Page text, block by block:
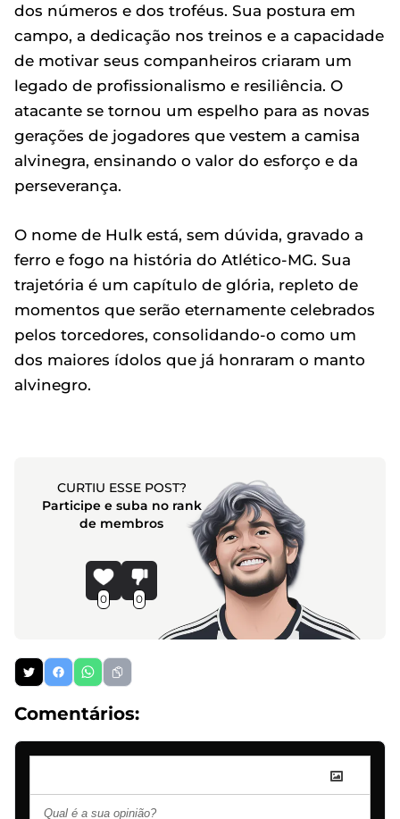
dos números e dos troféus. Sua postura em
campo, a dedicação nos treinos e a capacidade
de motivar seus companheiros criaram um
legado de profissionalismo e resiliência. O
atacante se tornou um espelho para as novas
gerações de jogadores que vestem a camisa
alvinegra, ensinando o valor do esforço e da
perseverança.
O nome de Hulk está, sem dúvida, gravado a
ferro e fogo na história do Atlético-MG. Sua
trajetória é um capítulo de glória, repleto de
momentos que serão eternamente celebrados
pelos torcedores, consolidando-o como um
dos maiores ídolos que já honraram o manto
alvinegro.
CURTIU ESSE POST?
Participe e suba no rank
de membros
0 0
Comentários: